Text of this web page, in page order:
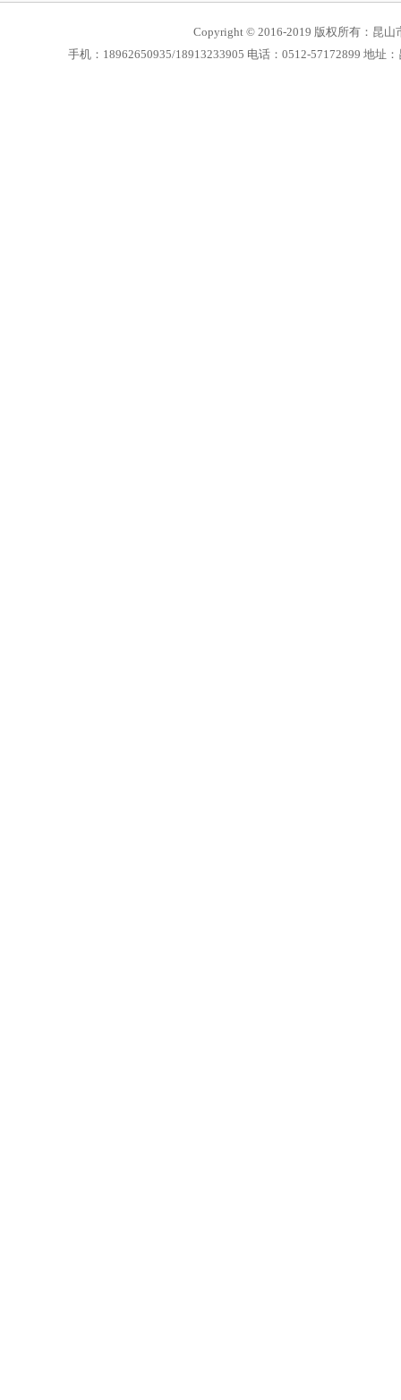
Copyright © 2016-2019 版权所有：昆山
手机：18962650935/18913233905 电话：0512-57172899 地址